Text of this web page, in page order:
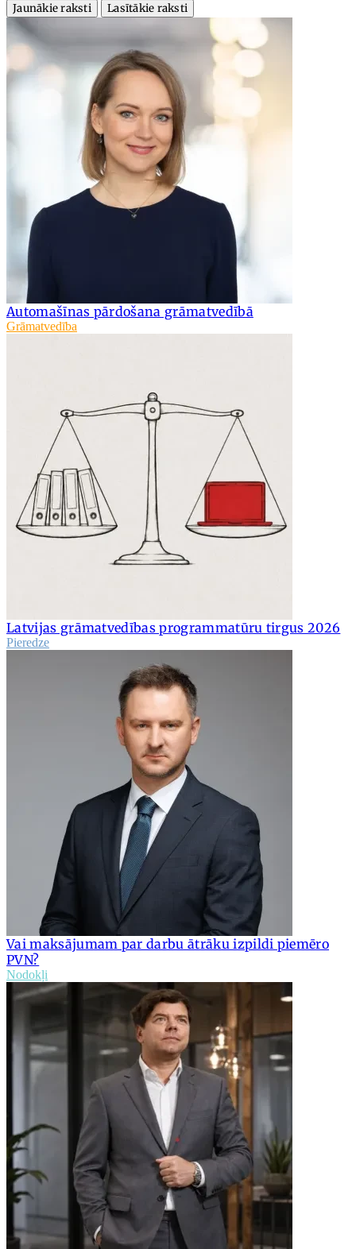
Jaunākie raksti
Lasītākie raksti
Automašīnas pārdošana grāmatvedībā
Grāmatvedība
Latvijas grāmatvedības programmatūru tirgus 2026
Pieredze
Vai maksājumam par darbu ātrāku izpildi piemēro
PVN?
Nodokļi